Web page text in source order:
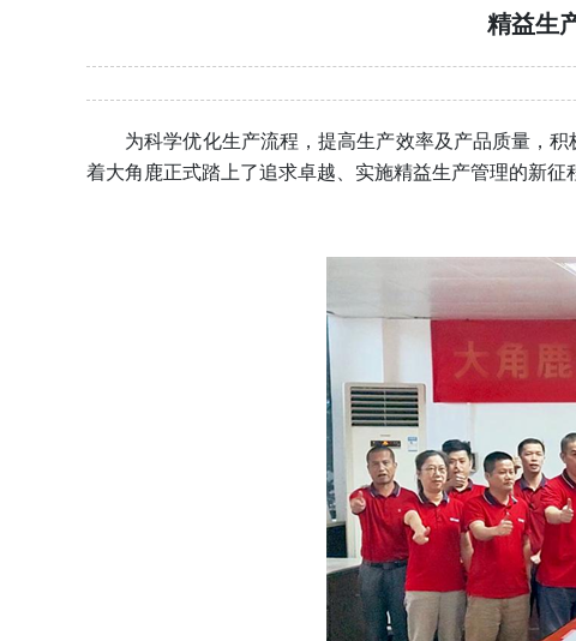
精益生
为科学优化生产流程，提高生产效率及产品质量，积
着大角鹿正式踏上了追求卓越、实施精益生产管理的新